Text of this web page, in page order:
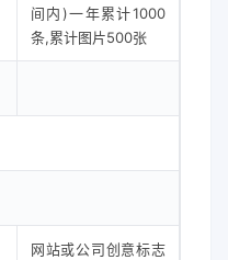
间内)一年累计1000
条,累计图片500张
网站或公司创意标志